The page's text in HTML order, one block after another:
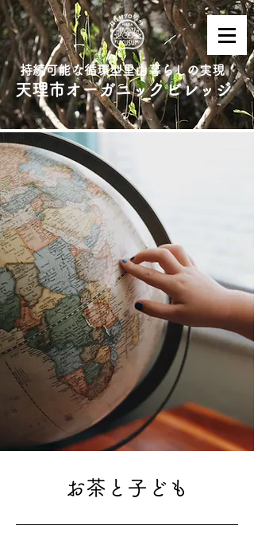
持続可能な循環型里山暮らしの実現
天理市オーガニックビレッジ
お茶と子ども